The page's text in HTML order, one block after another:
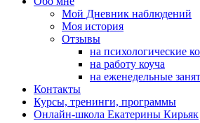
Мой Дневник наблюдений
Моя история
Отзывы
на психологические
на работу коуча
на еженедельные
Контакты
Курсы, тренинги, программы
Онлайн-школа Екатерины Кирьяк